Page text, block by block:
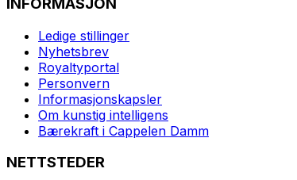
Ledige stillinger
Nyhetsbrev
Royaltyportal
Personvern
Informasjonskapsler
Om kunstig intelligens
Bærekraft i Cappelen Damm
NETTSTEDER